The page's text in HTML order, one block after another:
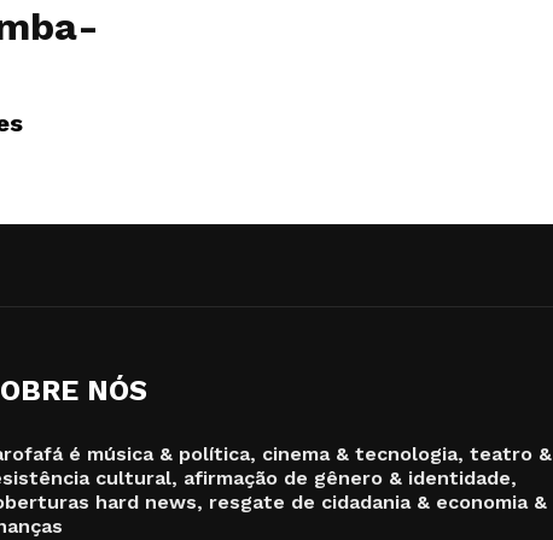
NÓS
é música & política, cinema & tecnologia, teatro &
cultural, afirmação de gênero & identidade,
hard news, resgate de cidadania & economia &